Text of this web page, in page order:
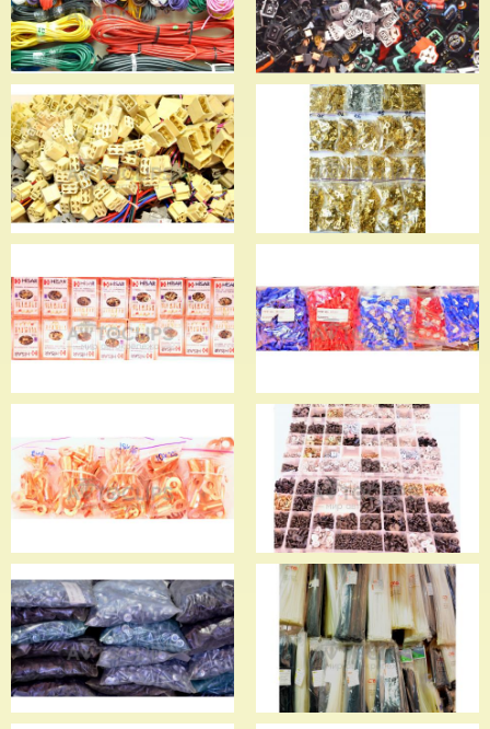
Провода Разъемы с проводами
Клеммы в изоляции
Скобы и саморезы для
иномарок